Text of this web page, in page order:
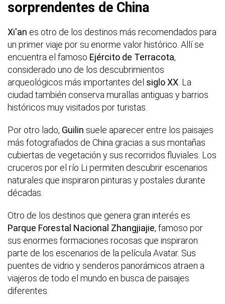
sorprendentes de China
Xi'an es otro de los destinos más recomendados para
un primer viaje por su enorme valor histórico. Allí se
encuentra el famoso Ejército de Terracota,
considerado uno de los descubrimientos
arqueológicos más importantes del siglo XX . La
ciudad también conserva murallas antiguas y barrios
históricos muy visitados por turistas.
Por otro lado, Guilin suele aparecer entre los paisajes
más fotografiados de China gracias a sus montañas
cubiertas de vegetación y sus recorridos fluviales. Los
cruceros por el río Li permiten descubrir escenarios
naturales que inspiraron pinturas y postales durante
décadas.
Otro de los destinos que genera gran interés es
Parque Forestal Nacional Zhangjiajie, famoso por
sus enormes formaciones rocosas que inspiraron
parte de los escenarios de la película Avatar. Sus
puentes de vidrio y senderos panorámicos atraen a
viajeros de todo el mundo en busca de paisajes
diferentes.